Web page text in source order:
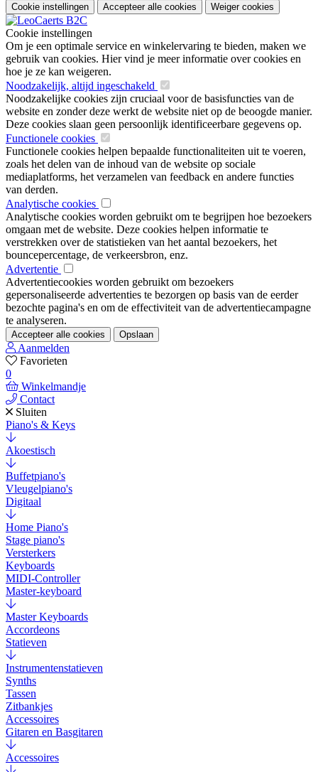
Cookie instellingen Accepteer alle cookies Weiger cookies
Cookie instellingen
Om je een optimale service en winkelervaring te bieden, maken we
gebruik van cookies. Hier vind je meer informatie over cookies en
hoe je ze kan weigeren.
Noodzakelijk, altijd ingeschakeld
Noodzakelijke cookies zijn cruciaal voor de basisfuncties van de
website en zonder deze werkt de website niet op de beoogde manier.
Deze cookies slaan geen persoonlijk identificeerbare gegevens op.
Functionele cookies
Functionele cookies helpen bepaalde functionaliteiten uit te voeren,
zoals het delen van de inhoud van de website op sociale
mediaplatforms, het verzamelen van feedback en andere functies
van derden.
Analytische cookies
Analytische cookies worden gebruikt om te begrijpen hoe bezoekers
omgaan met de website. Deze cookies helpen informatie te
verstrekken over de statistieken van het aantal bezoekers, het
bouncepercentage, de verkeersbron, enz.
Advertentie
Advertentiecookies worden gebruikt om bezoekers
gepersonaliseerde advertenties te bezorgen op basis van de eerder
bezochte pagina's en om de effectiviteit van de advertentiecampagne
te analyseren.
Accepteer alle cookies Opslaan
Aanmelden
Favorieten
0
Winkelmandje
Contact
Sluiten
Piano's & Keys
Akoestisch
Buffetpiano's
Vleugelpiano's
Digitaal
Home Piano's
Stage piano's
Versterkers
Keyboards
MIDI-Controller
Master-keyboard
Master Keyboards
Accordeons
Statieven
Instrumentenstatieven
Synths
Tassen
Zitbankjes
Accessoires
Gitaren en Basgitaren
Accessoires